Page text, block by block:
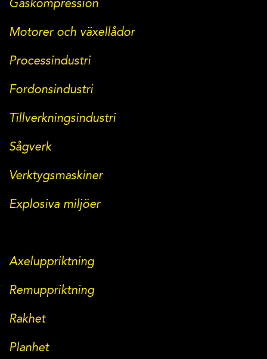
Gaskompression
Motorer och växellådor
Processindustri
Fordonsindustri
Tillverkningsindustri
Sågverk
Verktygsmaskiner
Explosiva miljöer
Axeluppriktning
Remuppriktning
Rakhet
Planhet